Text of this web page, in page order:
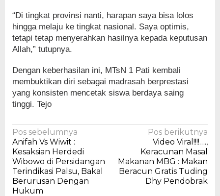
“Di tingkat provinsi nanti, harapan saya bisa lolos
hingga melaju ke tingkat nasional. Saya optimis,
tetapi tetap menyerahkan hasilnya kepada keputusan
Allah,” tutupnya.
Dengan keberhasilan ini, MTsN 1 Pati kembali
membuktikan diri sebagai madrasah berprestasi
yang konsisten mencetak siswa berdaya saing
tinggi. Tejo
Navigasi
pos
Pos sebelumnya
Anifah Vs Wiwit :
Kesaksian Herdedi
Wibowo di Persidangan
Terindikasi Palsu, Bakal
Berurusan Dengan
Hukum
Pos berikutnya
Video Viral!!!!….,
Keracunan Masal
Makanan MBG : Makan
Beracun Gratis Tuding
Dhy Pendobrak